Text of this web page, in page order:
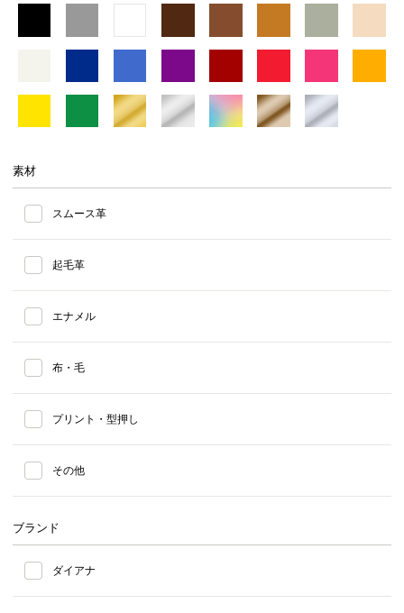
素材
スムース革
起毛革
エナメル
布・毛
プリント・型押し
その他
ブランド
ダイアナ